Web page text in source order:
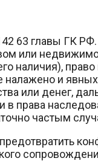
63 главы ГК
или
наличия),
налажено и
или денег,
в права
частым